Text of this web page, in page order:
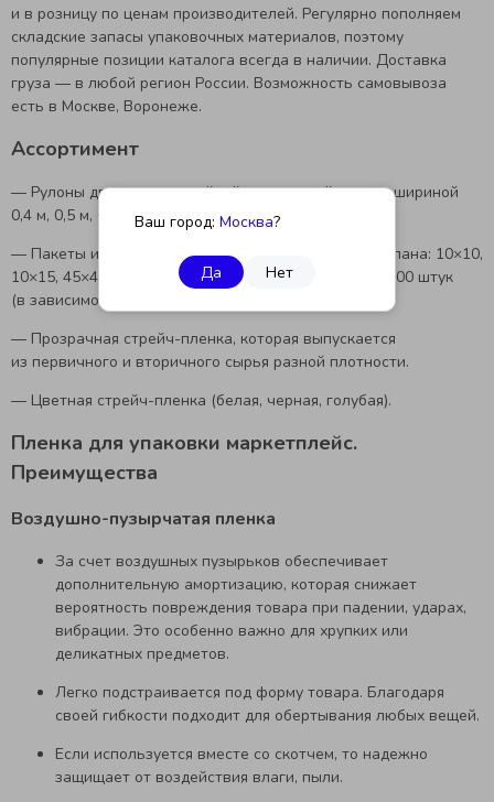
Ваш город: Москва?
Да Нет
и в розницу по ценам производителей. Регулярно пополняем
складские запасы упаковочных материалов, поэтому
популярные позиции каталога всегда в наличии. Доставка
груза — в любой регион России. Возможность самовывоза
есть в Москве, Воронеже.
Ассортимент
— Рулоны двух- и трехслойной пупырчатой пленки шириной
0,4 м, 0,5 м, 0,6 м, 1,2 м, намоткой 50 и 100 м.
— Пакеты из воздушно-пузырчатой пленки без клапана: 10×10,
10×15, 45×45 см. Минимальная партия — 100 или 1000 штук
(в зависимости от размера).
— Прозрачная стрейч-пленка, которая выпускается
из первичного и вторичного сырья разной плотности.
— Цветная стрейч-пленка (белая, черная, голубая).
Пленка для упаковки маркетплейс.
Преимущества
Воздушно-пузырчатая пленка
За счет воздушных пузырьков обеспечивает
дополнительную амортизацию, которая снижает
вероятность повреждения товара при падении, ударах,
вибрации. Это особенно важно для хрупких или
деликатных предметов.
Легко подстраивается под форму товара. Благодаря
своей гибкости подходит для обертывания любых вещей.
Если используется вместе со скотчем, то надежно
защищает от воздействия влаги, пыли.